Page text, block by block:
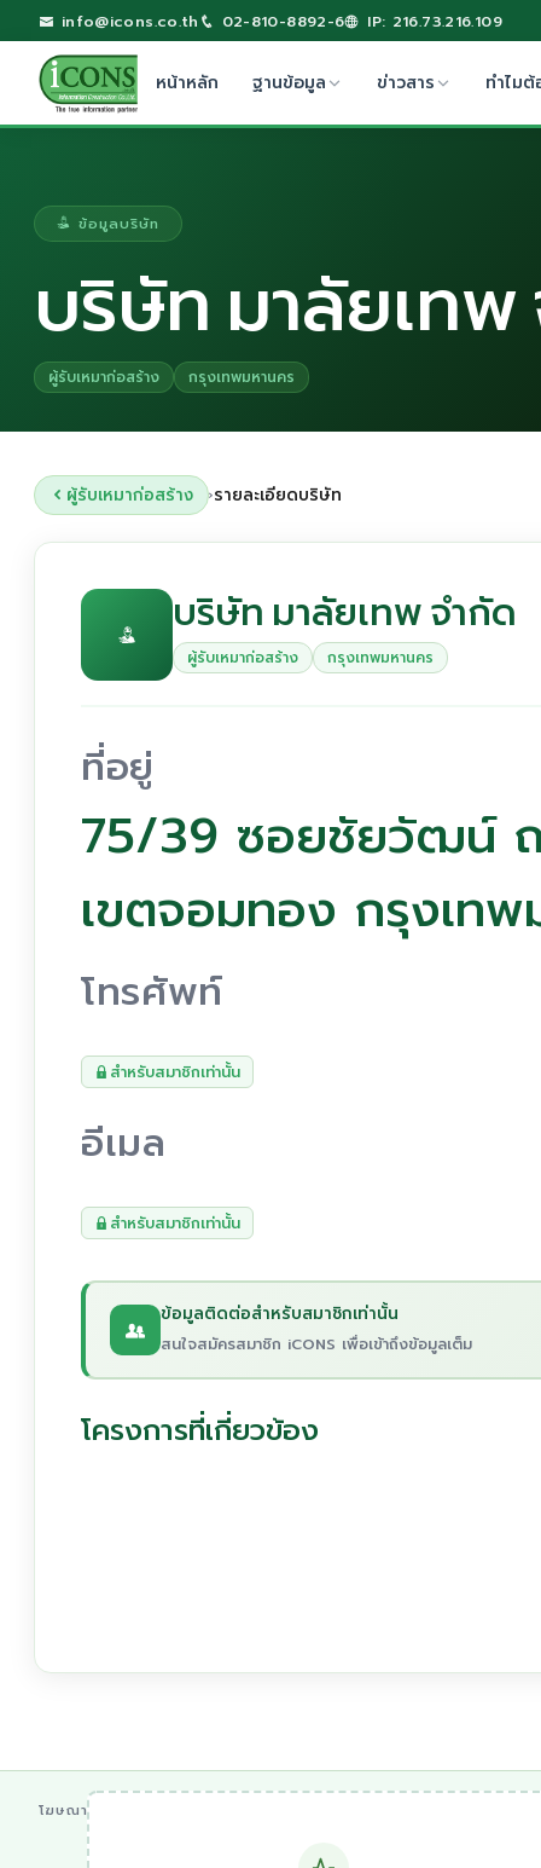
info@icons.co.th 02-810-8892-6 IP: 216.73.216.109
หน้าหลัก ฐานข้อมูล ข่าวสาร ทำไมต้
ข้อมูลบริษัท
บริษัท มาลัยเทพ
ผู้รับเหมาก่อสร้าง กรุงเทพมหานคร
ผู้รับเหมาก่อสร้าง ›รายละเอียดบริษัท
บริษัท มาลัยเทพ จำกัด
ผู้รับเหมาก่อสร้าง กรุงเทพมหานคร
ที่อยู่
75/39 ซอยชัยวัฒน์
เขตจอมทอง กรุงเทพ
โทรศัพท์
สำหรับสมาชิกเท่านั้น
อีเมล
สำหรับสมาชิกเท่านั้น
ข้อมูลติดต่อสำหรับสมาชิกเท่านั้น
สนใจสมัครสมาชิก iCONS เพื่อเข้าถึงข้อมูลเต็ม
โครงการที่เกี่ยวข้อง
โฆษณา